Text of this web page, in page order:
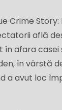
Crime Story:
află
afara
în vârstă
a avut loc